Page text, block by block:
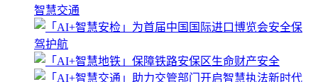
智慧交通